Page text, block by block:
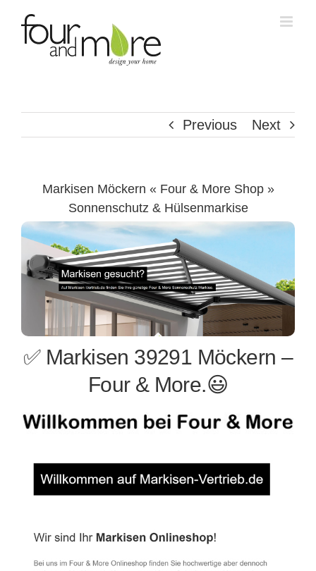
Previous Next
Markisen Möckern « Four & More Shop »
Sonnenschutz & Hülsenmarkise
✅ Markisen 39291 Möckern –
Four & More.😃